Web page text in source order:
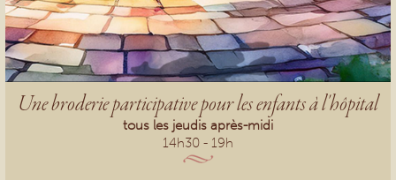
Une broderie participative pour les enfants à l'hôpital
tous les jeudis après-midi
14h30 - 19h